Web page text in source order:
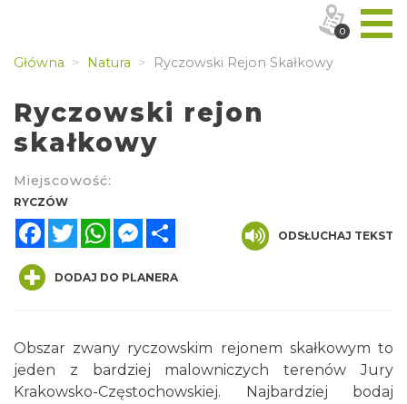
Główna Natura Ryczowski Rejon Skałkowy
Ryczowski rejon
skałkowy
Miejscowość:
RYCZÓW
FacebookTwitterWhatsAppMessenger
ODSŁUCHAJ TEKST
DODAJ DO PLANERA
Obszar zwany ryczowskim rejonem skałkowym to
jeden z bardziej malowniczych terenów Jury
Krakowsko-Częstochowskiej. Najbardziej bodaj
0